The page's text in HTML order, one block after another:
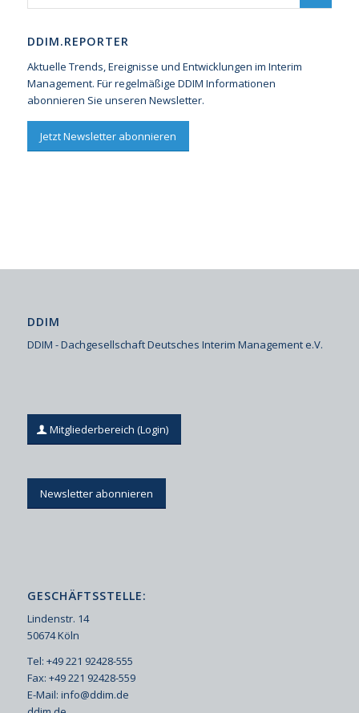
DDIM.REPORTER
Aktuelle Trends, Ereignisse und Entwicklungen im Interim
Management. Für regelmäßige DDIM Informationen
abonnieren Sie unseren Newsletter.
Jetzt Newsletter abonnieren
DDIM
DDIM - Dachgesellschaft Deutsches Interim Management e.V.
Mitgliederbereich (Login)
Newsletter abonnieren
GESCHÄFTSSTELLE:
Lindenstr. 14
50674 Köln
Tel: +49 221 92428-555
Fax: +49 221 92428-559
E-Mail: info@ddim.de